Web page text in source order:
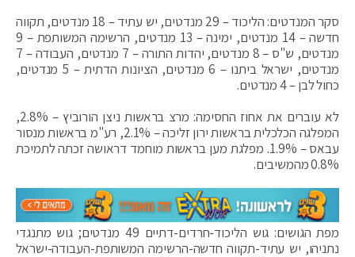
סקר המנדטים: הליכוד – 29 מנדטים, יש עתיד – 18 מנדטים, תקווה
חדשה – 14 מנדטים, ימינה – 13 מנדטים, הרשימה המשותפת – 9
מנדטים, ש"ס – 8 מנדטים, יהדות התורה – 7 מנדטים, העבודה – 7
מנדטים, ישראל ביתנו – 6 מנדטים, הציונות הדתית – 5 מנדטים,
כחול לבן – 4 מנדטים.
לא עוברים את אחוז החסימה: מרצ בראשות ניצן הורוביץ – 2.8%,
המפלגה הכלכלית בראשות ירון זליכה – 2.1%, רע"מ בראשות מנסור
עבאס – 1.9%. מפלגת מען בראשות מוחמד דראושה זכתה לתמיכת
0.8% מהמשיבים.
מפת הגושים: גוש הליכוד-חרדים-דתיים 49 מנדטים; גוש מתנגדי
נתניהו, יש עתיד-תקווה חדשה-הרשימה המשותפת-העבודה-ישראל